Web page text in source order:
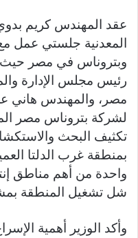
b
o
o
k
A
p
p
e
n
g
e
عقد المهندس كريم بدوي
المعدنية جلستي عمل
وبتروناس في مصر حيث
رئيس مجلس الإدارة
مصر، والمهندس هاني
لشركة بتروناس مصر
تكثيف البحث
بمنطقة غرب الدلتا
واحدة من أهم مناطق
شل تشغيل المنطقة
وأكد الوزير أهمية